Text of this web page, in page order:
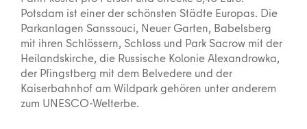
Potsdam ist einer der schönsten Städte Europas. Die
Parkanlagen Sanssouci, Neuer Garten, Babelsberg
mit ihren Schlössern, Schloss und Park Sacrow mit der
Heilandskirche, die Russische Kolonie Alexandrowka,
der Pfingstberg mit dem Belvedere und der
Kaiserbahnhof am Wildpark gehören unter anderem
zum UNESCO-Welterbe.